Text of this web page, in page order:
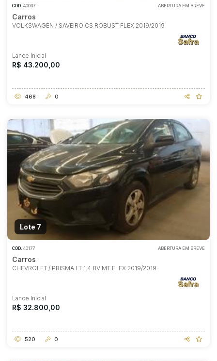
COD. 40037 ABERTURA EM BREVE
Carros
VOLKSWAGEN / SAVEIRO CS ROBUST FLEX 2019/2019
Lance Inicial
R$ 43.200,00
468 0
Lote 7
COD. 40177 ABERTURA EM BREVE
Carros
CHEVROLET / PRISMA LT 1.4 8V MT FLEX 2019/2019
Lance Inicial
R$ 32.800,00
520 0